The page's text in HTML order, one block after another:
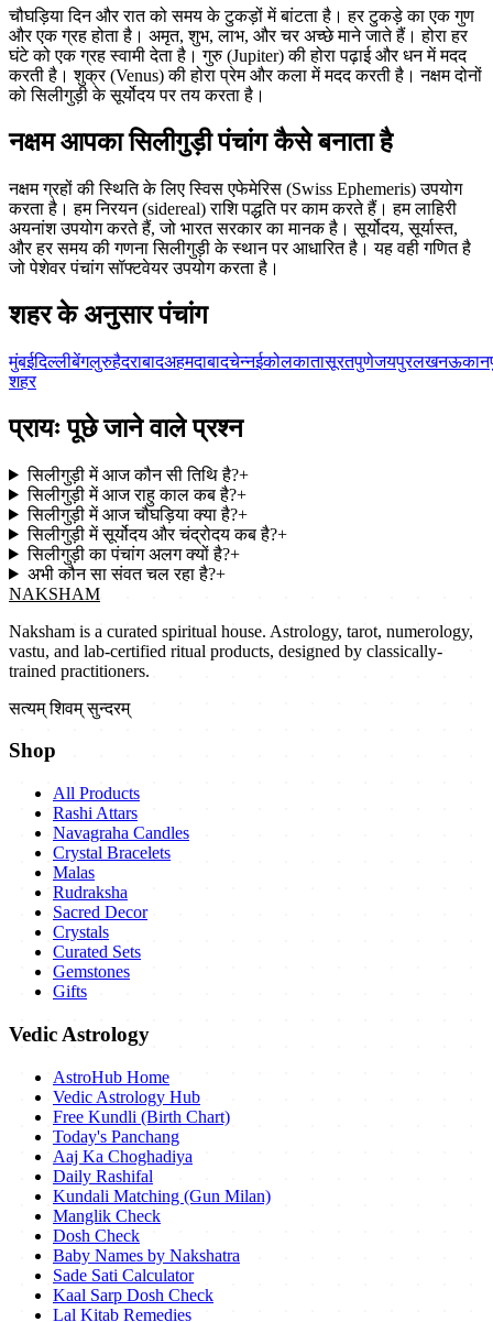
चौघड़िया दिन और रात को समय के टुकड़ों में बांटता है। हर टुकड़े का एक गुण
और एक ग्रह होता है। अमृत, शुभ, लाभ, और चर अच्छे माने जाते हैं। होरा हर
घंटे को एक ग्रह स्वामी देता है। गुरु (Jupiter) की होरा पढ़ाई और धन में मदद
करती है। शुक्र (Venus) की होरा प्रेम और कला में मदद करती है। नक्षम दोनों
को सिलीगुड़ी के सूर्योदय पर तय करता है।
नक्षम आपका सिलीगुड़ी पंचांग कैसे बनाता है
नक्षम ग्रहों की स्थिति के लिए स्विस एफेमेरिस (Swiss Ephemeris) उपयोग
करता है। हम निरयन (sidereal) राशि पद्धति पर काम करते हैं। हम लाहिरी
अयनांश उपयोग करते हैं, जो भारत सरकार का मानक है। सूर्योदय, सूर्यास्त,
और हर समय की गणना सिलीगुड़ी के स्थान पर आधारित है। यह वही गणित है
जो पेशेवर पंचांग सॉफ्टवेयर उपयोग करता है।
शहर के अनुसार पंचांग
मुंबईदिल्लीबेंगलुरुहैदराबादअहमदाबादचेन्नईकोलकातासूरतपुणेजयपुरलखनऊ
शहर
प्रायः पूछे जाने वाले प्रश्न
सिलीगुड़ी में आज कौन सी तिथि है?+
सिलीगुड़ी में आज राहु काल कब है?+
सिलीगुड़ी में आज चौघड़िया क्या है?+
सिलीगुड़ी में सूर्योदय और चंद्रोदय कब है?+
सिलीगुड़ी का पंचांग अलग क्यों है?+
अभी कौन सा संवत चल रहा है?+
NAKSHAM
Naksham is a curated spiritual house. Astrology, tarot, numerology,
vastu, and lab-certified ritual products, designed by classically-
trained practitioners.
सत्यम् शिवम् सुन्दरम्
Shop
All Products
Rashi Attars
Navagraha Candles
Crystal Bracelets
Malas
Rudraksha
Sacred Decor
Crystals
Curated Sets
Gemstones
Gifts
Vedic Astrology
AstroHub Home
Vedic Astrology Hub
Free Kundli (Birth Chart)
Today's Panchang
Aaj Ka Choghadiya
Daily Rashifal
Kundali Matching (Gun Milan)
Manglik Check
Dosh Check
Baby Names by Nakshatra
Sade Sati Calculator
Kaal Sarp Dosh Check
Lal Kitab Remedies